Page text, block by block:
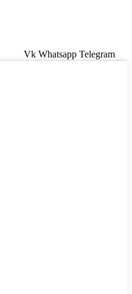
Vk Whatsapp Telegram